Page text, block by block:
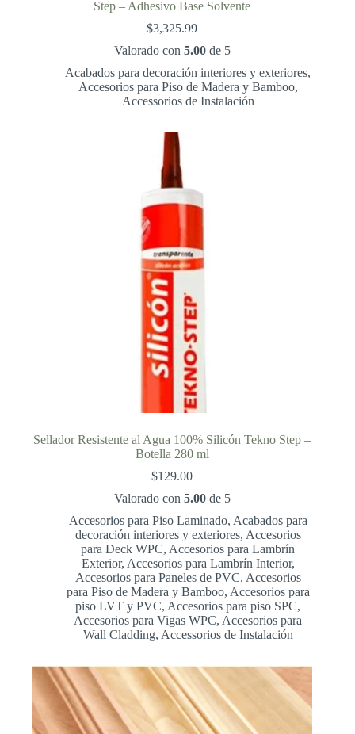
Step – Adhesivo Base Solvente
$3,325.99
Valorado con 5.00de 5
Acabados para decoración interiores y exteriores,
Accesorios para Piso de Madera y Bamboo,
Accessorios de Instalación
Sellador Resistente al Agua 100% Silicón Tekno Step –
Botella 280 ml
$129.00
Valorado con 5.00de 5
Accesorios para Piso Laminado, Acabados para
decoración interiores y exteriores, Accesorios
para Deck WPC, Accesorios para Lambrín
Exterior, Accesorios para Lambrín Interior,
Accesorios para Paneles de PVC, Accesorios
para Piso de Madera y Bamboo, Accesorios para
piso LVT y PVC, Accesorios para piso SPC,
Accesorios para Vigas WPC, Accesorios para
Wall Cladding, Accessorios de Instalación